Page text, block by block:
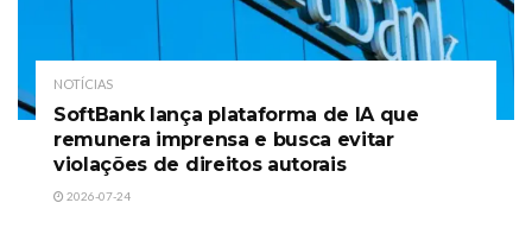
NOTÍCIAS
SoftBank lança plataforma de IA que
remunera imprensa e busca evitar
violações de direitos autorais
2026-07-24